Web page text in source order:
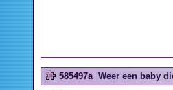
585497a Weer een baby